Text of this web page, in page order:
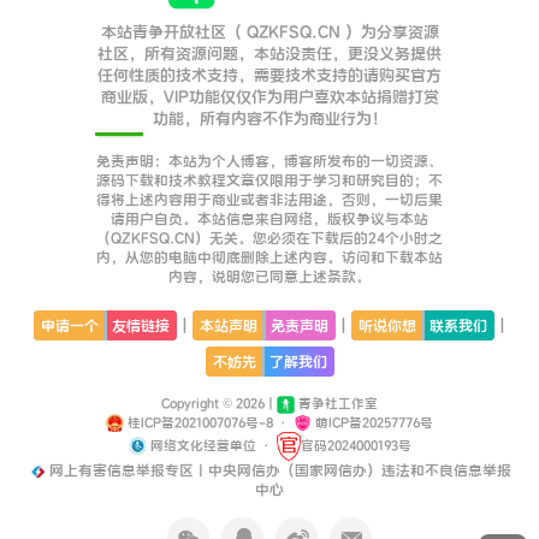
本站青争开放社区（ QZKFSQ.CN ）为分享资源
社区，所有资源问题，本站没责任，更没义务提供
任何性质的技术支持，需要技术支持的请购买官方
商业版，VIP功能仅仅作为用户喜欢本站捐赠打赏
功能，所有内容不作为商业行为！
免责声明：本站为个人博客，博客所发布的一切资源、
源码下载和技术教程文章仅限用于学习和研究目的；不
得将上述内容用于商业或者非法用途，否则，一切后果
请用户自负。本站信息来自网络，版权争议与本站
（QZKFSQ.CN）无关。您必须在下载后的24个小时之
内，从您的电脑中彻底删除上述内容。访问和下载本站
内容，说明您已同意上述条款。
申请一个 友情链接 本站声明 免责声明 听说你想 联系我们
不妨先 了解我们
Copyright © 2026 |
青争社工作室
桂ICP备2021007076号-8 ·
萌ICP备20257776号
网络文化经营单位 · 官码2024000193号
网上有害信息举报专区丨中央网信办（国家网信办）违法和不良信息举报
中心